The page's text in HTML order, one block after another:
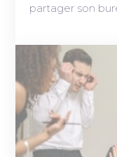
partager son